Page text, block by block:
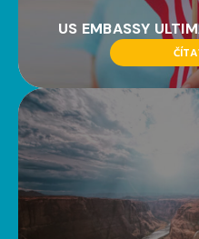
US EMBASSY